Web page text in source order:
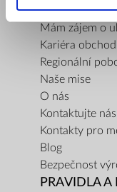
Mám zájem o
Kariéra
Regionální
Naše mise
O nás
Kontaktujte nás
Kontakty pro
Blog
Bezpečnost
PRAVIDLA